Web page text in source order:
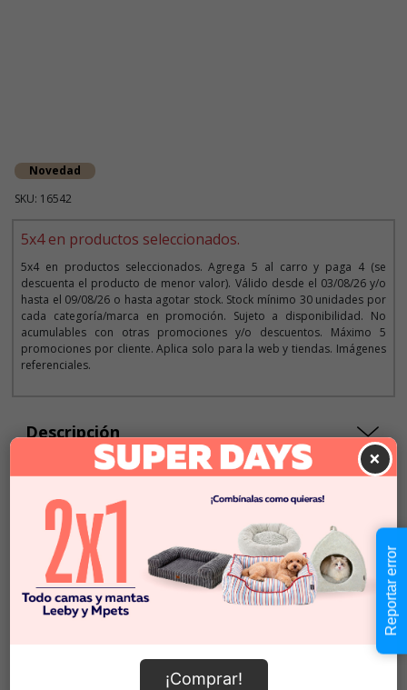
Novedad
SKU: 16542
5x4 en productos seleccionados.
5x4 en productos seleccionados. Agrega 5 al carro y paga 4 (se
descuenta el producto de menor valor). Válido desde el 03/08/26 y/o
hasta el 09/08/26 o hasta agotar stock. Stock mínimo 30 unidades por
cada categoría/marca en promoción. Sujeto a disponibilidad. No
acumulables con otras promociones y/o descuentos. Máximo 5
promociones por cliente. Aplica solo para la web y tiendas. Imágenes
referenciales.
Descripción
Cantidad:
- +
En Stock
Añadir al carrito
×
¡Comprar!
Reportar error